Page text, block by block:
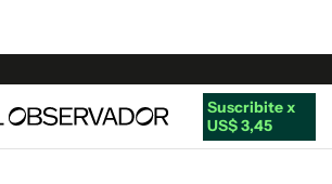
Suscribite x
US$ 3,45